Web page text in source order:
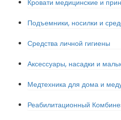
Кровати медицинские и
Подъемники, носилки и
Средства личной гигиены
Аксессуары, насадки и
Медтехника для дома и
Реабилитационный